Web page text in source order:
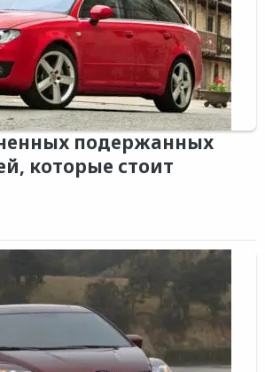
подержанных
которые стоит